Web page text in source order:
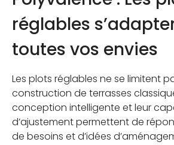
réglables
toutes vos envies
Les plots réglables ne se limitent
construction de terrasses
conception intelligente et leur
d’ajustement permettent de
de besoins et d’idées